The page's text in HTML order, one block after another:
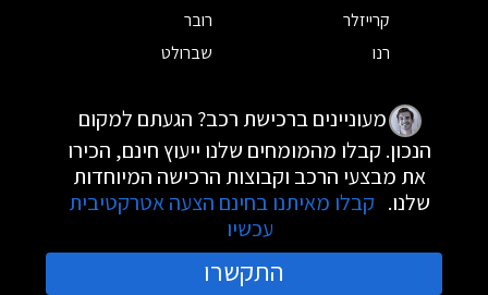
קרייזלר
רובר
רנו
שברולט
מעוניינים ברכישת רכב? הגעתם למקום
הנכון. קבלו מהמומחים שלנו ייעוץ חינם, הכירו
את מבצעי הרכב וקבוצות הרכישה המיוחדות
שלנו. קבלו מאיתנו בחינם הצעה אטרקטיבית
עכשיו
התקשרו